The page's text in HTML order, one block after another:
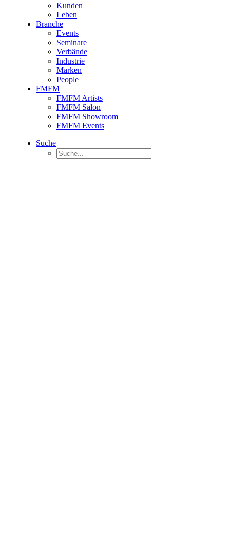
Kunden
Leben
Branche
Events
Seminare
Verbände
Industrie
Marken
People
FMFM
FMFM Artists
FMFM Salon
FMFM Showroom
FMFM Events
Suche